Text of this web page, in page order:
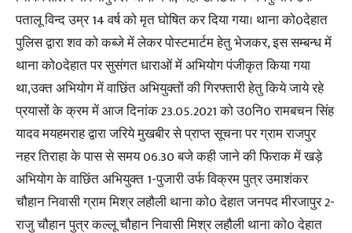
पतालू विन्द उम्र 14 वर्ष को मृत घोषित कर दिया गया। थाना को0देहात
पुलिस द्वारा शव को कब्जे में लेकर पोस्टमार्टम हेतु भेजकर, इस सम्बन्ध में
थाना को0देहात पर सुसंगत धाराओं में अभियोग पंजीकृत किया गया
था,उक्त अभियोग में वाछिंत अभियुक्तों की गिरफ्तारी हेतु किये जाये रहे
प्रयासों के क्रम में आज दिनांक 23.05.2021 को उ0नि0 रामबचन सिंह
यादव मयहमराह द्वारा जरिये मुखबीर से प्राप्त सूचना पर ग्राम राजपुर
नहर तिराहा के पास से समय 06.30 बजे कही जाने की फिराक में खड़े
अभियोग के वाछिंत अभियुक्त 1-पुजारी उर्फ विक्रम पुत्र उमाशंकर
चौहान निवासी ग्राम मिश्र लहौली थाना को0 देहात जनपद मीरजापुर 2-
राजु चौहान पुत्र कल्लू चौहान निवासी मिश्र लहौली थाना को0 देहात